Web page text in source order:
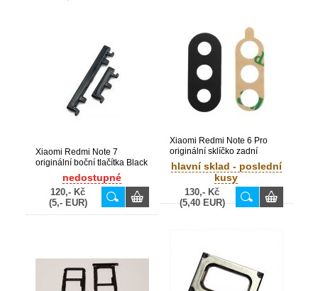
Xiaomi Redmi Note 7
originální boční tlačítka Black
/ černá (Bulk)nedostupné
120,- Kč
(5,- EUR)
Xiaomi Redmi Note 6 Pro
originální sklíčko zadní
kamery (Bulk)
hlavní sklad - poslední
kusy
130,- Kč
(5,40 EUR)